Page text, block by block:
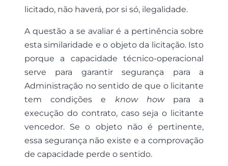
licitado, não haverá, por si só, ilegalidade.
A questão a se avaliar é a pertinência sobre
esta similaridade e o objeto da licitação. Isto
porque a capacidade técnico-operacional
serve para garantir segurança para a
Administração no sentido de que o licitante
tem condições e know howpara a
execução do contrato, caso seja o licitante
vencedor. Se o objeto não é pertinente,
essa segurança não existe e a comprovação
de capacidade perde o sentido.